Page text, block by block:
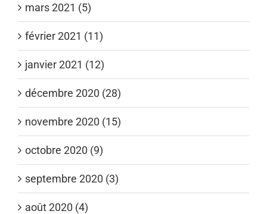
mars 2021 (5)
février 2021 (11)
janvier 2021 (12)
décembre 2020 (28)
novembre 2020 (15)
octobre 2020 (9)
septembre 2020 (3)
août 2020 (4)